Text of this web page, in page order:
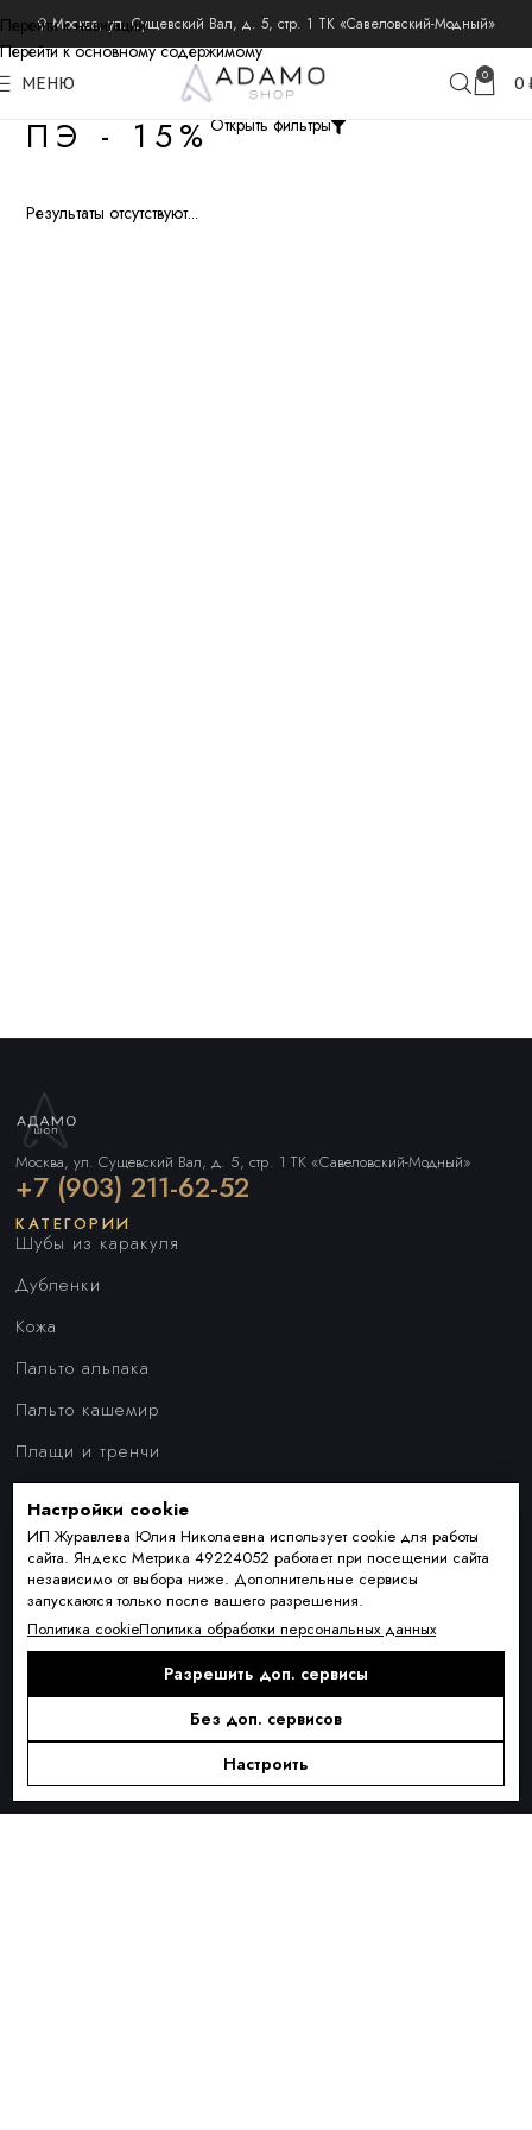
Перейти к навигации
Перейти к основному содержимому
⚲ Москва, ул. Сущевский Вал, д. 5, стр. 1 ТК «Савеловский-Модный»
МЕНЮ 0 0
ПЭ - 15%Открыть фильтры
Результаты отсутствуют...
Москва, ул. Сущевский Вал, д. 5, стр. 1 ТК «Савеловский-Модный»
+7 (903) 211-62-52
КАТЕГОРИИ
Шубы из каракуля
Дубленки
Кожа
Пальто альпака
Пальто кашемир
Плащи и тренчи
ПОКУПАТЕЛЯМ
Наши преимущества
Индивидуальный пошив
Условия доставки
Оплата и рассрочка
Обмен и возврат товара
Контакты
О нас
Блог
Настройки cookie
ИП Журавлева Юлия Николаевна использует cookie для работы
сайта. Яндекс Метрика 49224052 работает при посещении сайта
независимо от выбора ниже. Дополнительные сервисы
запускаются только после вашего разрешения.
Политика cookieПолитика обработки персональных данных
Разрешить доп. сервисы
Без доп. сервисов
Настроить